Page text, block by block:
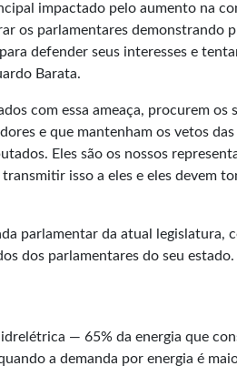
impactado pelo aumento na
os parlamentares demonstrando
defender seus interesses e
Barata.
com essa ameaça, procurem os
e que mantenham os vetos das
Eles são os nossos
isso a eles e eles devem
parlamentar da atual legislatura,
dos parlamentares do seu estado.
— 65% da energia que
a demanda por energia é